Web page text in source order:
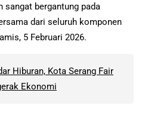
sangat bergantung pada
dari seluruh komponen
5 Februari 2026.
Hiburan, Kota Serang Fair
Ekonomi